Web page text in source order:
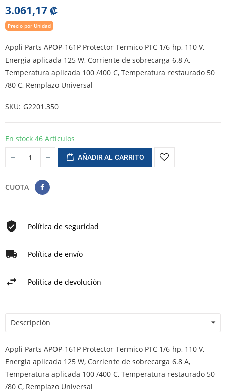
3.061,17 ₡
Precio por Unidad
Appli Parts APOP-161P Protector Termico PTC 1/6 hp, 110 V,
Energia aplicada 125 W, Corriente de sobrecarga 6.8 A,
Temperatura aplicada 100 /400 C, Temperatura restaurado 50
/80 C, Remplazo Universal
SKU G2201.350
En stock 46 Artículos
AÑADIR AL CARRITO
CUOTA
Política de seguridad
Política de envío
Política de devolución
Descripción
Appli Parts APOP-161P Protector Termico PTC 1/6 hp, 110 V,
Energia aplicada 125 W, Corriente de sobrecarga 6.8 A,
Temperatura aplicada 100 /400 C, Temperatura restaurado 50
/80 C, Remplazo Universal